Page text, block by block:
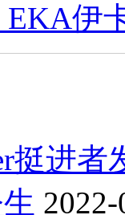
EKA伊
挺进者